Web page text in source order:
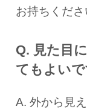
お持ちくださ
Q. 見た目
てもよいで
A. 外から見